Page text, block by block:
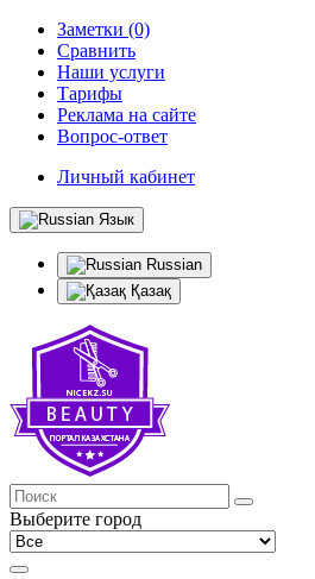
Заметки (0)
Сравнить
Наши услуги
Тарифы
Реклама на сайте
Вопрос-ответ
Личный кабинет
Язык
Russian
Қазақ
Выберите город